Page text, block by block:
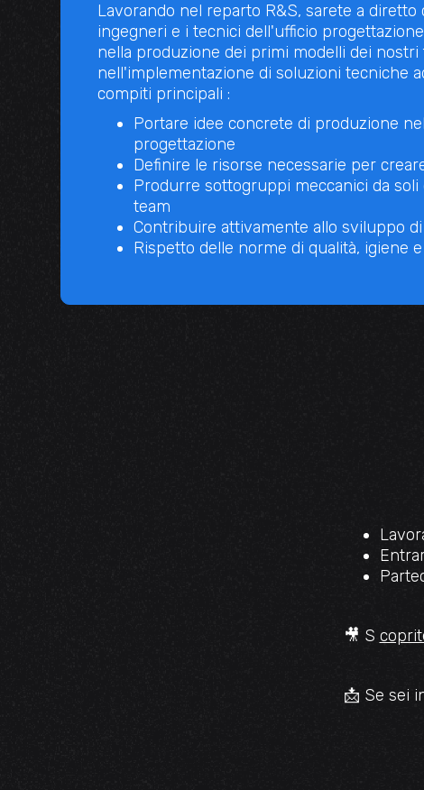
Lavorando nel reparto R&S, sarete a diretto
ingegneri e i tecnici dell'ufficio
nella produzione dei primi modelli dei
nell'implementazione di soluzioni tecniche
compiti principali :
Portare idee concrete di produzione
progettazione
Definire le risorse necessarie per
Produrre sottogruppi meccanici da
team
Contribuire attivamente allo sviluppo
Rispetto delle norme di qualità, igiene
🎥 S
📩 Se sei